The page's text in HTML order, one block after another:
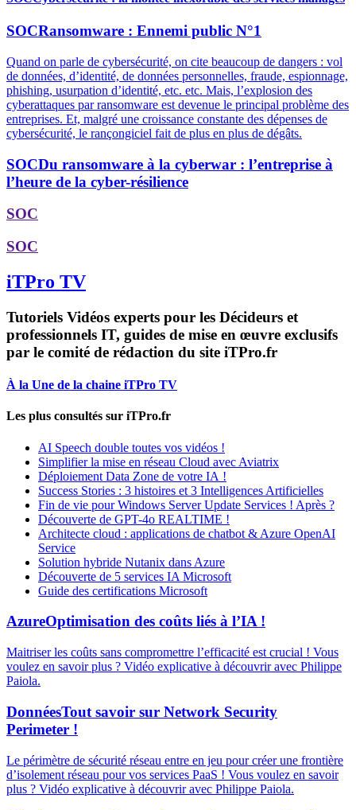
SOCRansomware : Ennemi public N°1
Quand on parle de cybersécurité, on cite beaucoup de dangers : vol
de données, d’identité, de données personnelles, fraude, espionnage,
phishing, usurpation d’identité, etc. etc. Mais, l’explosion des
cyberattaques par ransomware est devenue le principal problème des
entreprises. Et, malgré une croissance constante des dépenses de
cybersécurité, le rançongiciel fait de plus en plus de dégâts.
SOCDu ransomware à la cyberwar : l’entreprise à
l’heure de la cyber-résilience
SOC
SOC
iTPro TV
Tutoriels Vidéos experts pour les Décideurs et
professionnels IT, guides de mise en œuvre exclusifs
par le comité de rédaction du site iTPro.fr
À la Une de la chaine iTPro TV
Les plus consultés sur iTPro.fr
AI Speech double toutes vos vidéos !
Simplifier la mise en réseau Cloud avec Aviatrix
Déploiement Data Zone de votre IA !
Success Stories : 3 histoires et 3 Intelligences Artificielles
Fin de vie pour Windows Server Update Services ! Après ?
Découverte de GPT-4o REALTIME !
Architecte cloud : applications de chatbot & Azure OpenAI
Service
Solution hybride Nutanix dans Azure
Découverte de 5 services IA Microsoft
Guide des certifications Microsoft
AzureOptimisation des coûts liés à l’IA !
Maitriser les coûts sans compromettre l’efficacité est crucial ! Vous
voulez en savoir plus ? Vidéo explicative à découvrir avec Philippe
Paiola.
DonnéesTout savoir sur Network Security
Perimeter !
Le périmètre de sécurité réseau entre en jeu pour créer une frontière
d’isolement réseau pour vos services PaaS ! Vous voulez en savoir
plus ? Vidéo explicative à découvrir avec Philippe Paiola.